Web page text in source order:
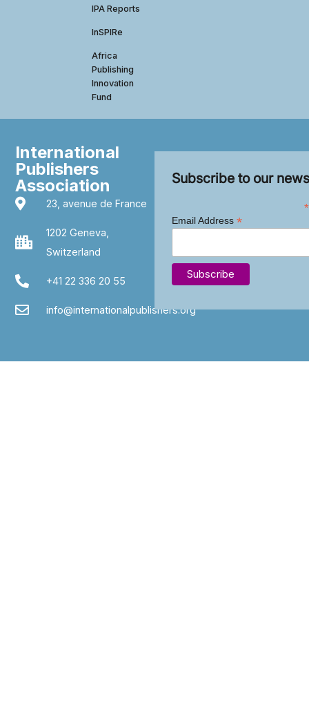
IPA Reports
InSPIRe
Africa
Publishing
Innovation
Fund
International
Publishers
Association
23, avenue de France
1202 Geneva,
Switzerland
+41 22 336 20 55
info@internationalpublishers.org
Subscribe to our
*
Email Address *